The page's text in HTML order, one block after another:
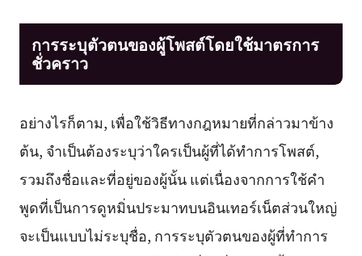
การระบุตัวตนของผู้โพสต์โดยใช้มาตรการ
ชั่วคราว
อย่างไรก็ตาม, เพื่อใช้วิธีทางกฎหมายที่กล่าวมาข้าง
ต้น, จำเป็นต้องระบุว่าใครเป็นผู้ที่ได้ทำการโพสต์,
รวมถึงชื่อและที่อยู่ของผู้นั้น แต่เนื่องจากการใช้คำ
พูดที่เป็นการดูหมิ่นประมาทบนอินเทอร์เน็ตส่วนใหญ่
จะเป็นแบบไม่ระบุชื่อ, การระบุตัวตนของผู้ที่ทำการ